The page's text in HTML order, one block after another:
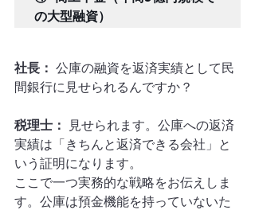
社長： 公庫の融資を返済実績として民
間銀行に見せられるんですか？
税理士：
見せられます。公庫への返済
実績は「きちんと返済できる会社」と
いう証明になります。
ここで一つ実務的な戦略をお伝えしま
す。公庫は預金機能を持っていないた